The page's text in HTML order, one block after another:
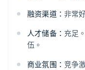
融资渠道： 非常
人才储备： 充足
伍。
商业氛围： 竞争